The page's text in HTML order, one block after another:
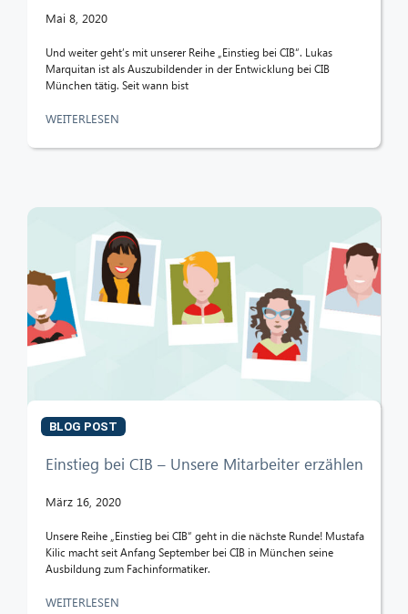
Mai 8, 2020
Und weiter geht’s mit unserer Reihe „Einstieg bei CIB“. Lukas
Marquitan ist als Auszubildender in der Entwicklung bei CIB
München tätig. Seit wann bist
WEITERLESEN
BLOG POST
Einstieg bei CIB – Unsere Mitarbeiter erzählen
März 16, 2020
Unsere Reihe „Einstieg bei CIB“ geht in die nächste Runde! Mustafa
Kilic macht seit Anfang September bei CIB in München seine
Ausbildung zum Fachinformatiker.
WEITERLESEN